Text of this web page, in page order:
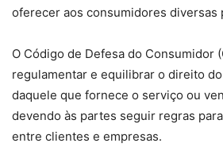
oferecer aos consumidores diversas
O Código de Defesa do Consumidor
regulamentar e equilibrar o direito
daquele que fornece o serviço ou
devendo às partes seguir regras
entre clientes e empresas.